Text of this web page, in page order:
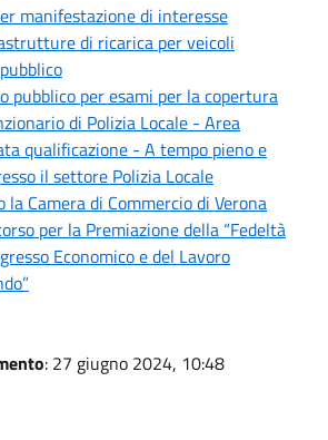
manifestazione di interesse
di ricarica per veicoli
pubblico per esami per la copertura
di Polizia Locale - Area
qualificazione - A tempo pieno e
il settore Polizia Locale
Camera di Commercio di Verona
per la Premiazione della “Fedeltà
Economico e del Lavoro
: 27 giugno 2024, 10:48